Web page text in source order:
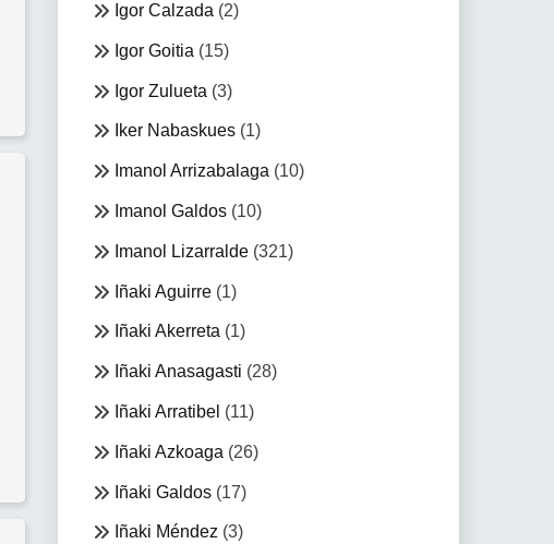
Igor Calzada (2)
Igor Goitia (15)
Igor Zulueta (3)
Iker Nabaskues(1)
Imanol Arrizabalaga (10)
Imanol Galdos(10)
Imanol Lizarralde(321)
Iñaki Aguirre(1)
Iñaki Akerreta(1)
Iñaki Anasagasti (28)
Iñaki Arratibel (11)
Iñaki Azkoaga (26)
Iñaki Galdos(17)
Iñaki Méndez(3)